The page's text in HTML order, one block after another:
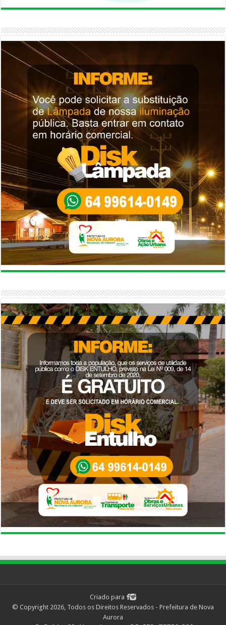
Criado para
© Copyright 2026, Todos os Direitos Reservados - Prefeitura de Nova
Aurora